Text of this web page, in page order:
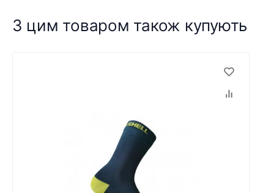
З цим товаром також купують